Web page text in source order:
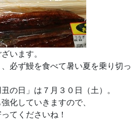
います。
必ず鰻を食べて暑い夏を乗り切っ
の日」は７月３０日（土）。
化していきますので、
てくださいね！